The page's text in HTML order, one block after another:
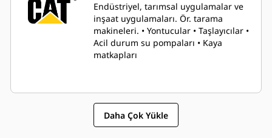
Endüstriyel, tarımsal uygulamalar ve
inşaat uygulamaları. Ör. tarama
makineleri. • Yontucular • Taşlayıcılar •
Acil durum su pompaları • Kaya
matkapları
Daha Çok Yükle